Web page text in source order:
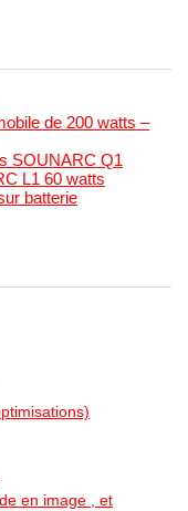
de 200 watts –
SOUNARC Q1
L1 60 watts
batterie
en image , et